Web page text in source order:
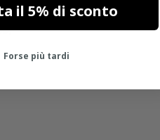
il 5% di sconto
Forse più tardi